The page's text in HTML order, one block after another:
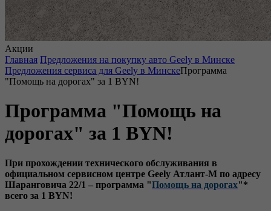
Акции
Главная Предложения на покупку авто Geely в Минске
Предложения сервиса для Geely в МинскеПрограмма
"Помощь на дорогах" за 1 BYN!
Программа "Помощь на
дорогах" за 1 BYN!
При прохождении технического обслуживания в
официальном сервисном центре Geely Атлант-М по адресу
Шаранговича 22/1 – программа "Помощь на дорогах"*
всего за 1 BYN!